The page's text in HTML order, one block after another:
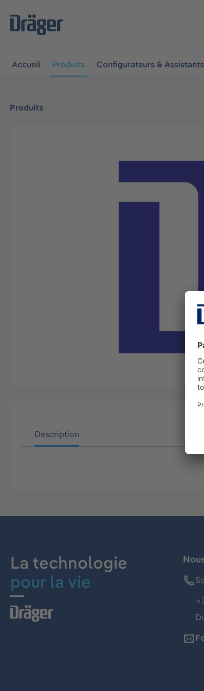
à la navigation principale
Accueil Produits Configurateurs & Assistants
Produits
Description
La technologie
pour la vie